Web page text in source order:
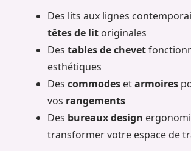
Des lits aux lignes
têtes de lit originales
Des tables de chevet
esthétiques
Des commodes etarmoires
vos rangements
Des bureaux design
transformer votre espace de